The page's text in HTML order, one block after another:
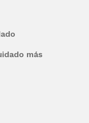
más